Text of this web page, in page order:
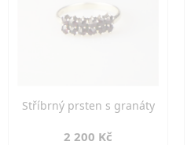
Stříbrný prsten s granáty
2 200 Kč